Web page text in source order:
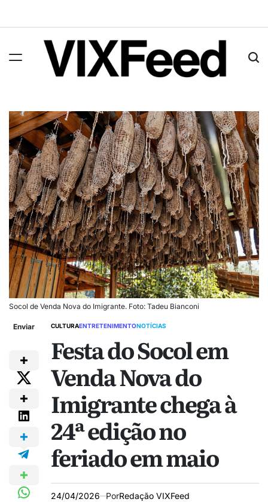
Socol de Venda Nova do Imigrante. Foto: Tadeu Bianconi
Enviar CULTURAENTRETENIMENTONOTÍCIAS
Festa do Socol em
Venda Nova do
Imigrante chega à
24ª edição no
feriado em maio
24/04/2026 PorRedação VIXFeed